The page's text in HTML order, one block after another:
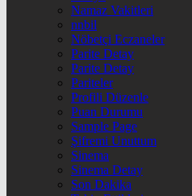
Namaz Vakitleri
nnbil
Nöbetçi Eczaneler
Parite Detay
Parite Detay
Pariteler
Profili Düzenle
Puan Durumu
Sample Page
Şifremi Unuttum
Sinema
Sinema Detay
Son Dakika